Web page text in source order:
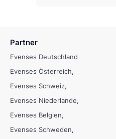
Partner
Evenses Deutschland
Evenses Österreich
Evenses Schweiz
Evenses Niederlande
Evenses Belgien
Evenses Schweden